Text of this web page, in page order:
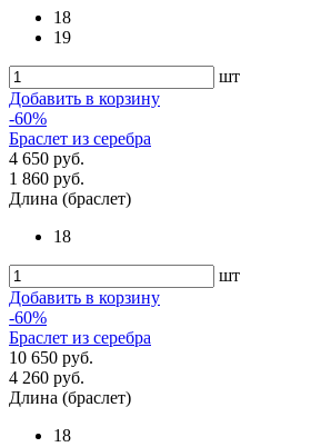
18
19
шт
Добавить в корзину
-60%
Браслет из серебра
4 650 руб.
1 860 руб.
Длина (браслет)
18
шт
Добавить в корзину
-60%
Браслет из серебра
10 650 руб.
4 260 руб.
Длина (браслет)
18